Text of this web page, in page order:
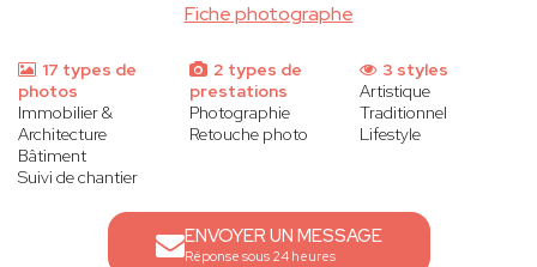
Fiche photographe
17 types de
photos
Immobilier &
Architecture
Bâtiment
Suivi de chantier
2 types de
prestations
Photographie
Retouche photo
3 styles
Artistique
Traditionnel
Lifestyle
ENVOYER UN MESSAGE
Réponse sous 24 heures